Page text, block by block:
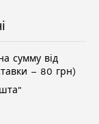
сумму від
– 80 грн)